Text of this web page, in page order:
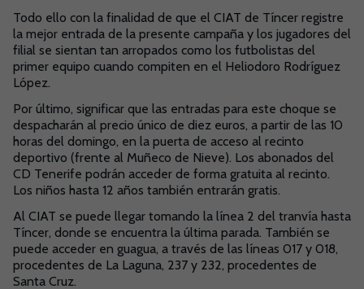
Todo ello con la finalidad de que el CIAT de Tíncer registre
la mejor entrada de la presente campaña y los jugadores del
filial se sientan tan arropados como los futbolistas del
primer equipo cuando compiten en el Heliodoro Rodríguez
López.
Por último, significar que las entradas para este choque se
despacharán al precio único de diez euros, a partir de las 10
horas del domingo, en la puerta de acceso al recinto
deportivo (frente al Muñeco de Nieve). Los abonados del
CD Tenerife podrán acceder de forma gratuita al recinto.
Los niños hasta 12 años también entrarán gratis.
Al CIAT se puede llegar tomando la línea 2 del tranvía hasta
Tíncer, donde se encuentra la última parada. También se
puede acceder en guagua, a través de las líneas 017 y 018,
procedentes de La Laguna, 237 y 232, procedentes de
Santa Cruz.